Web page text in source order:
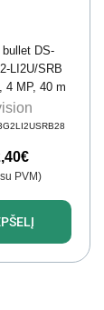
DS-
LI2U/SRB
4 MP, 40 m
€
PVM)